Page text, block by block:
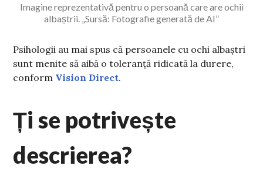
Imagine reprezentativă pentru o persoană care are ochii
albaștrii. „Sursă: Fotografie generată de AI”
Psihologii au mai spus că persoanele cu ochi albaștri
sunt menite să aibă o toleranță ridicată la durere,
conform Vision Direct.
Ți se potrivește
descrierea?